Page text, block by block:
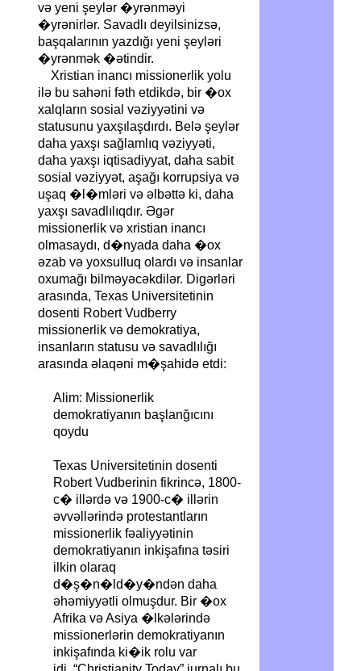
və yeni şeylər �yrənməyi
�yrənirlər. Savadlı deyilsinizsə,
başqalarının yazdığı yeni şeyləri
�yrənmək �ətindir.
Xristian inancı missionerlik yolu
ilə bu sahəni fəth etdikdə, bir �ox
xalqların sosial vəziyyətini və
statusunu yaxşılaşdırdı. Belə şeylər
daha yaxşı sağlamlıq vəziyyəti,
daha yaxşı iqtisadiyyat, daha sabit
sosial vəziyyət, aşağı korrupsiya və
uşaq �l�mləri və əlbəttə ki, daha
yaxşı savadlılıqdır. Əgər
missionerlik və xristian inancı
olmasaydı, d�nyada daha �ox
əzab və yoxsulluq olardı və insanlar
oxumağı bilməyəcəkdilər. Digərləri
arasında, Texas Universitetinin
dosenti Robert Vudberry
missionerlik və demokratiya,
insanların statusu və savadlılığı
arasında əlaqəni m�şahidə etdi:
Alim: Missionerlik
demokratiyanın başlanğıcını
qoydu
Texas Universitetinin dosenti
Robert Vudberinin fikrincə, 1800-
c� illərdə və 1900-c� illərin
əvvəllərində protestantların
missionerlik fəaliyyətinin
demokratiyanın inkişafına təsiri
ilkin olaraq
d�ş�n�ld�y�ndən daha
əhəmiyyətli olmuşdur. Bir �ox
Afrika və Asiya �lkələrində
missionerlərin demokratiyanın
inkişafında ki�ik rolu var